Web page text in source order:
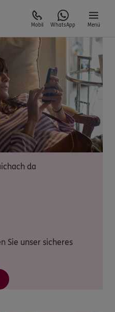
Mobil WhatsApp Menü
da
Sie unser sicheres